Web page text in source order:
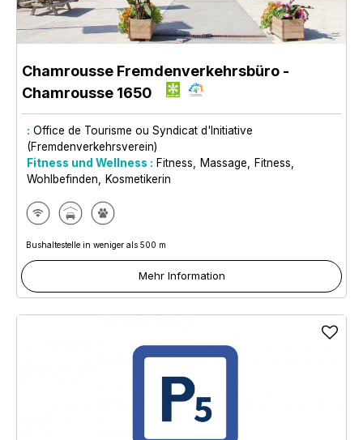
Chamrousse Fremdenverkehrsbüro -
Chamrousse 1650
: Office de Tourisme ou Syndicat d'Initiative
(Fremdenverkehrsverein)
Fitness und Wellness : Fitness Massage
Fitness
Wohlbefinden
Kosmetikerin
Bushaltestelle in weniger als 500 m
Mehr Information